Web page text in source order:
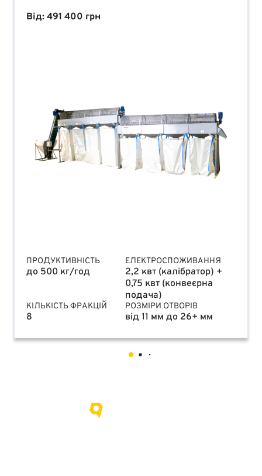
індивідуальним запитом. Кількість фракцій і
Від: 491 400 грн
ПРОДУКТИВНІСТЬ
до 500 кг/год
ЕЛЕКТРОСПОЖИВАННЯ
2,2 квт (калібратор) +
0,75 квт (конвеєрна
подача)
КІЛЬКІСТЬ ФРАКЦІЙ
8
РОЗМІРИ ОТВОРІВ
від 11 мм до 26+ мм